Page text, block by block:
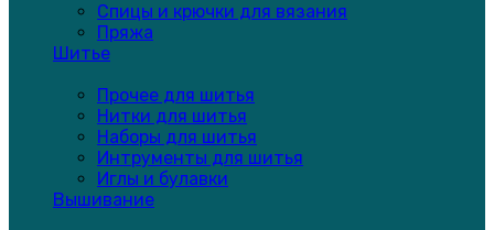
Спицы и крючки для вязания
Пряжа
Шитье
Прочее для шитья
Нитки для шитья
Наборы для шитья
Интрументы для шитья
Иглы и булавки
Вышивание